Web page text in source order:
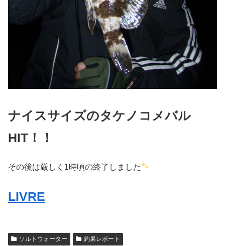
ナイスサイズのタケノコメバル
HIT！！
その後は厳しく1時頃の終了しました
LIVRE
ソルトウォーター 釣果レポート